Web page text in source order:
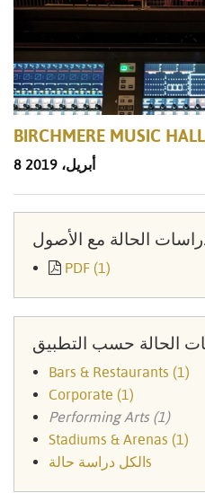
اللغة/المنطقة
BIRCHMERE MUSIC
8 أبريل، 2019
الحالة مع الأصول
PDF (1)
الحالة حسب التطبيق
Bars & Restaurants (1)
Corporate (1)
Performing Arts (1)
Stadiums & Arenas (1)
الكل دراسة حالةs